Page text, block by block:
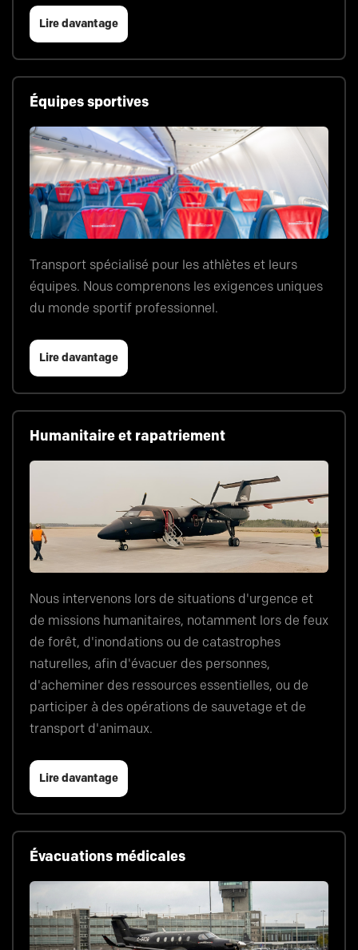
Lire davantage
Équipes sportives
Transport spécialisé pour les athlètes et leurs
équipes. Nous comprenons les exigences uniques
du monde sportif professionnel.
Lire davantage
Humanitaire et rapatriement
Nous intervenons lors de situations d'urgence et
de missions humanitaires, notamment lors de feux
de forêt, d'inondations ou de catastrophes
naturelles, afin d'évacuer des personnes,
d'acheminer des ressources essentielles, ou de
participer à des opérations de sauvetage et de
transport d'animaux.
Lire davantage
Évacuations médicales